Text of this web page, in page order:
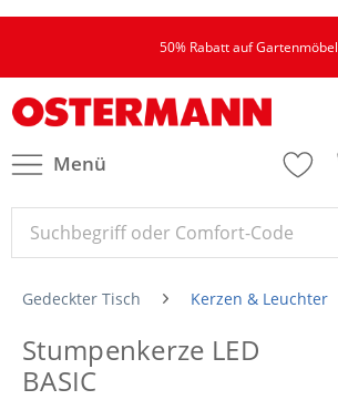
50% Rabatt auf Gartenmöbel
Menü
Gedeckter Tisch Kerzen & Leuchter
Stumpenkerze LED
BASIC